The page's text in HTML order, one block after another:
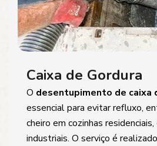
Caixa de Gordura
O desentupimento de caixa
essencial para evitar refluxo,
cheiro em cozinhas
industriais. O serviço é